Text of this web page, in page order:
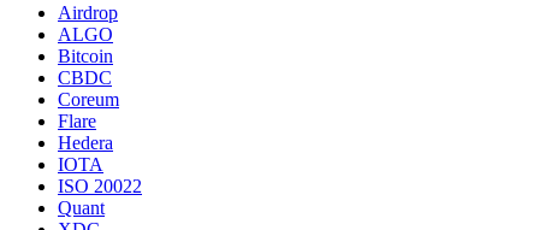
Airdrop
ALGO
Bitcoin
CBDC
Coreum
Flare
Hedera
IOTA
ISO 20022
Quant